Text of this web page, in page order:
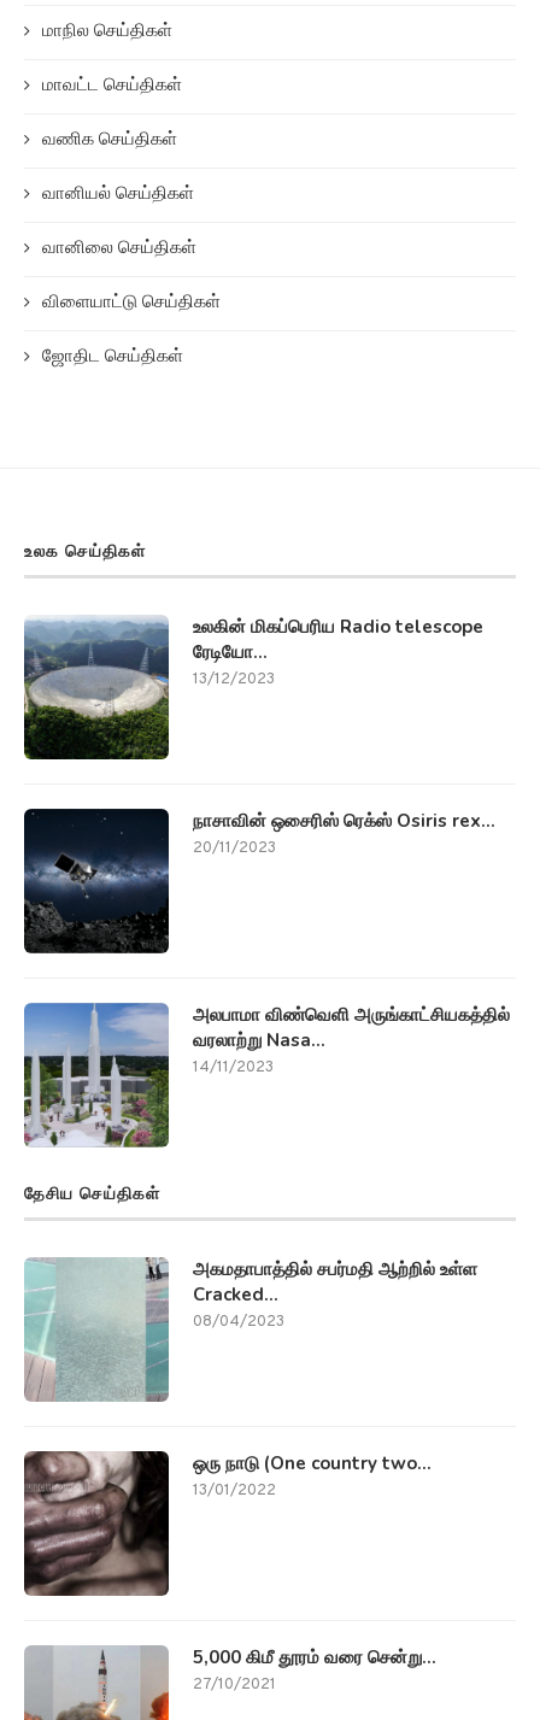
மாநில செய்திகள்
மாவட்ட செய்திகள்
வணிக செய்திகள்
வானியல் செய்திகள்
வானிலை செய்திகள்
விளையாட்டு செய்திகள்
ஜோதிட செய்திகள்
உலக செய்திகள்
உலகின் மிகப்பெரிய Radio telescope
ரேடியோ...
13/12/2023
நாசாவின் ஒசைரிஸ் ரெக்ஸ் Osiris rex...
20/11/2023
அலபாமா விண்வெளி அருங்காட்சியகத்தில்
வரலாற்று Nasa...
14/11/2023
தேசிய செய்திகள்
அகமதாபாத்தில் சபர்மதி ஆற்றில் உள்ள
Cracked...
08/04/2023
ஒரு நாடு (One country two...
13/01/2022
5,000 கிமீ தூரம் வரை சென்று...
27/10/2021